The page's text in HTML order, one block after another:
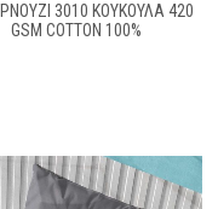
3010 ΚΟΥΚΟΥΛΑ 420
GSM COTTON 100%